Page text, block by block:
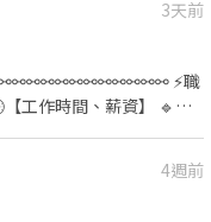
3天前
⚡職
4週前